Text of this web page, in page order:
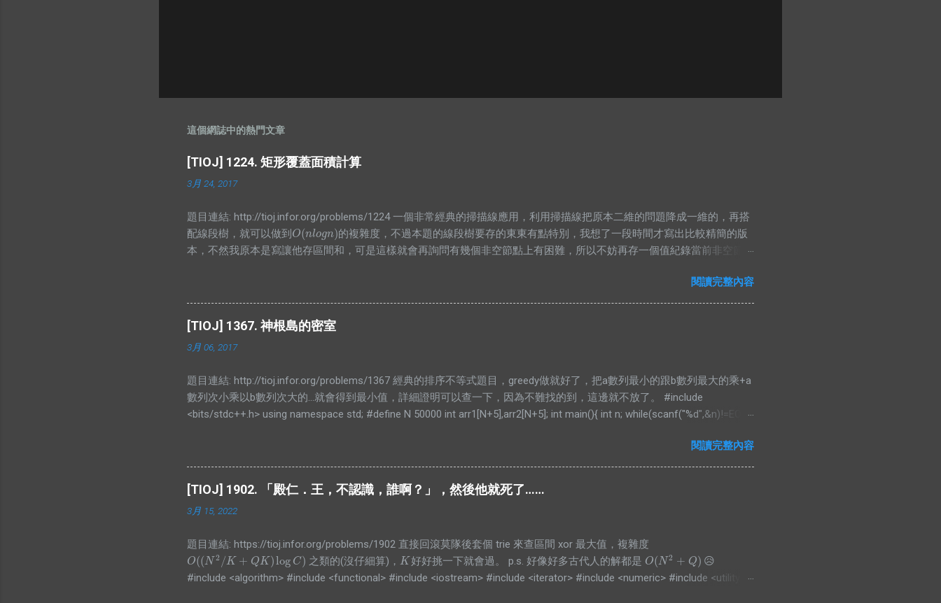
這個網誌中的熱門文章
[TIOJ] 1224. 矩形覆蓋面積計算
3月 24, 2017
題目連結: http://tioj.infor.org/problems/1224 一個非常經典的掃描線應用，利用掃描線把原本二維的問題降成一維的，再搭
配線段樹，就可以做到 O(nlogn)
O(nlogn)
的複雜度，不過本題的線段樹要存的東東有點特別，我想了一段時間才寫出比較精簡的版
本，不然我原本是寫讓他存區間和，可是這樣就會再詢問有幾個非空節點上有困難，所以不妨再存一個值紀錄當前非空節點
孩的值囉，不過仔細想想就會發現區間和根本沒用，所以就砍掉他吧XDD #include <bits/stdc++.h> using namespace std;
#define ALL(x) (x).begin(), (x).end() #define PB push_back typedef long long lld; typedef pair<int, int> PII; #define FF first
#define SS second const int N = 1000000 + 5; struct bian{ PII pos; int cnt; bool operator<(const bian& a)const{ return
pos<a.pos; } }; vector<pair<int,bian>> E; class SegTree{ private: struct Node{ int len=0; int cnt=0; } arr[4*N]; void pull(int id, int
l, int r){ if(arr[id].cnt) arr[id].len = r - l; ...
閱讀完整內容
[TIOJ] 1367. 神根島的密室
3月 06, 2017
題目連結: http://tioj.infor.org/problems/1367 經典的排序不等式題目，greedy做就好了，把a數列最小的跟b數列最大的乘+a
數列次小乘以b數列次大的...就會得到最小值，詳細證明可以查一下，因為不難找的到，這邊就不放了。 #include
<bits/stdc++.h> using namespace std; #define N 50000 int arr1[N+5],arr2[N+5]; int main(){ int n; while(scanf("%d",&n)!=EOF){
sort(arr2,arr2+n,[](int a,int b){return a>b;}); unsigned long long ans=0; for(int i=0;i<n;i++) ans+=(unsigned long long)arr1[i]*
(unsigned long long)arr2[i]; printf("%llu\n",ans); } return 0; }
閱讀完整內容
[TIOJ] 1902. 「殿仁．王，不認識，誰啊？」，然後他就死了……
3月 15, 2022
題目連結: https://tioj.infor.org/problems/1902 直接回滾莫隊後套個 trie 來查區間 xor 最大值，複雜度
O((N 2 /K + QK)log C)
O((N2/K+Q K) logC) 之類的(沒仔細算)，K
K 好好挑一下就會過。 p.s. 好像好多古代人的解都是 O(N 2 + Q)
O(N2+ Q)
😥
#include <algorithm> #include <functional> #include <iostream> #include <iterator> #include <numeric> #include <utility>